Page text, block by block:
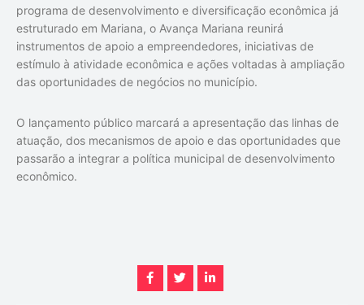
programa de desenvolvimento e diversificação econômica já
estruturado em Mariana, o Avança Mariana reunirá
instrumentos de apoio a empreendedores, iniciativas de
estímulo à atividade econômica e ações voltadas à ampliação
das oportunidades de negócios no município.
O lançamento público marcará a apresentação das linhas de
atuação, dos mecanismos de apoio e das oportunidades que
passarão a integrar a política municipal de desenvolvimento
econômico.